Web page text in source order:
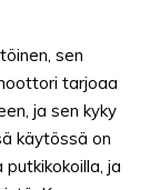
sen
tarjoaa
ja sen kyky
käytössä on
ja